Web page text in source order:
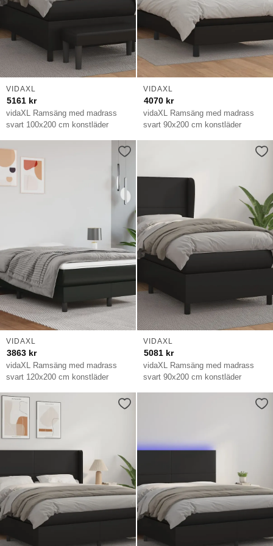
vidaXL Ramsäng med madrass
svart 100x200 cm konstläder
VIDAXL
5161 kr
vidaXL Ramsäng med madrass
svart 90x200 cm konstläder
VIDAXL
4070 kr
vidaXL Ramsäng med madrass
svart 120x200 cm konstläder
VIDAXL
3863 kr
vidaXL Ramsäng med madrass
svart 90x200 cm konstläder
VIDAXL
5081 kr